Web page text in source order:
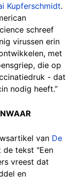
Kupferschmidt.
schreef
virussen erin
met
die op
- dat
nodig heeft.”
van De
de tekst "Een
vreest dat
en